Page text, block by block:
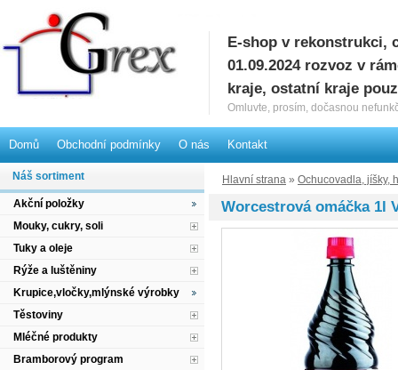
Hlavní strana » Ochucovadla, jíšky,
Worcestrová omáčka 1l
Náš sortiment
Akční položky
Mouky, cukry, soli
Tuky a oleje
Rýže a luštěniny
Krupice,vločky,mlýnské výrobky
Těstoviny
Mléčné produkty
Bramborový program
G
E-shop v rekonstrukci,
01.09.2024 rozvoz v
kraje, ostatní kraje
Omluvte, prosím, dočasnou
Domů Obchodní podmínky O nás Kontakt